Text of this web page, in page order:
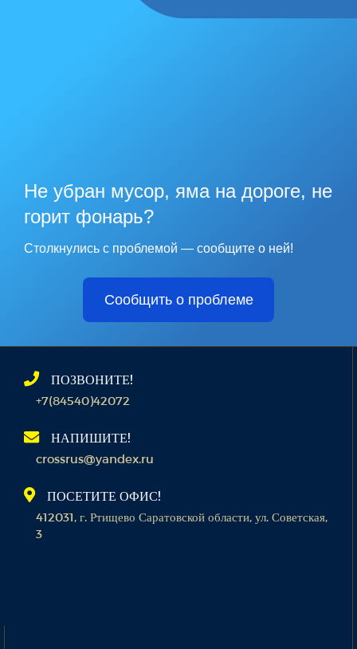
Не убран мусор, яма на дороге, не
горит фонарь?
Столкнулись с проблемой — сообщите о ней!
Сообщить о проблеме
ПОЗВОНИТЕ!
+7(84540)42072
НАПИШИТЕ!
crossrus@yandex.ru
ПОСЕТИТЕ ОФИС!
412031, г. Ртищево Саратовской области, ул. Советская,
3